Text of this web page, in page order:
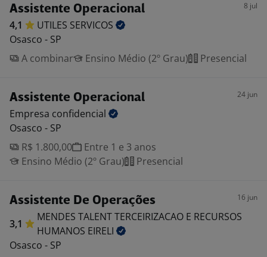
Assistente Operacional 8 jul
4,1 UTILES SERVICOS
Osasco - SP
A combinar
Ensino Médio (2º Grau) Presencial
Assistente Operacional 24 jun
Empresa confidencial
Osasco - SP
R$ 1.800,00
Entre 1 e 3 anos
Ensino Médio (2º Grau)
Presencial
Assistente De Operações 16 jun
3,1
MENDES TALENT TERCEIRIZACAO E RECURSOS
HUMANOS EIRELI
Osasco - SP